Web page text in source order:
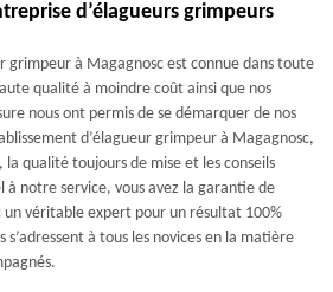
d’élagueurs grimpeurs
grimpeur à Magagnosc est connue dans toute
qualité à moindre coût ainsi que nos
nous ont permis de se démarquer de nos
d’élagueur grimpeur à Magagnosc,
la qualité toujours de mise et les conseils
à notre service, vous avez la garantie de
véritable expert pour un résultat 100%
à tous les novices en la matière